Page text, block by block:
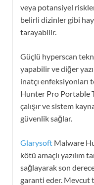
veya potansiyel
belirli dizinler gibi
tarayabilir.
Güçlü hyperscan
yapabilir ve diğer
inatçı
Hunter Pro Portable
çalışır ve sistem
güvenlik sağlar.
Glarysoft Malware
kötü amaçlı yazılım
sağlayarak son
garanti eder. Mevcut